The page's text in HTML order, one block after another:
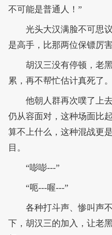
不可能是普通人！”
光头大汉满脸不可思
是高手，比那两位保镖厉害
胡汉三没有停顿，老
累，再不帮忙估计真死了。
他朝人群再次噗了上
仍从容面对，这种场面比
算不上什么，这种混战更
目。
“嘭嘭---”
“呃---喔---”
各种打斗声、惨叫声
下，胡汉三的加入，让老